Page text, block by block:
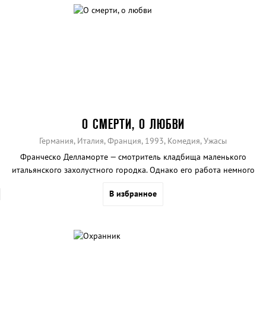
О СМЕРТИ, О ЛЮБВИ
Германия, Италия, Франция, 1993, Комедия, Ужасы
Франческо Делламорте — смотритель кладбища маленького
итальянского захолустного городка. Однако его работа немного
В избранное